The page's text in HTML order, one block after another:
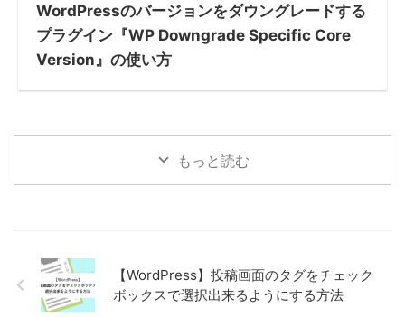
WordPressのバージョンをダウングレードする
プラグイン『WP Downgrade Specific Core
Version』の使い方
もっと読む
【WordPress】投稿画面のタグをチェック
ボックスで選択出来るようにする方法